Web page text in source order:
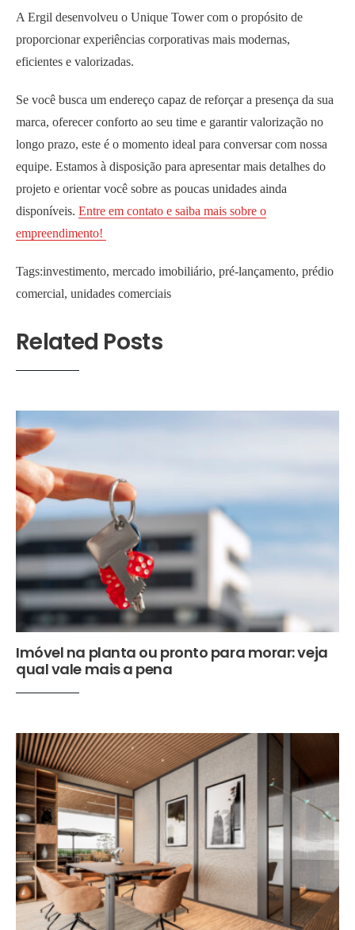
A Ergil desenvolveu o Unique Tower com o propósito de
proporcionar experiências corporativas mais modernas,
eficientes e valorizadas.
Se você busca um endereço capaz de reforçar a presença da sua
marca, oferecer conforto ao seu time e garantir valorização no
longo prazo, este é o momento ideal para conversar com nossa
equipe. Estamos à disposição para apresentar mais detalhes do
projeto e orientar você sobre as poucas unidades ainda
disponíveis. Entre em contato e saiba mais sobre o
empreendimento!
Tags:investimento, mercado imobiliário, pré-lançamento, prédio
comercial, unidades comerciais
Related Posts
Imóvel na planta ou pronto para morar: veja
qual vale mais a pena